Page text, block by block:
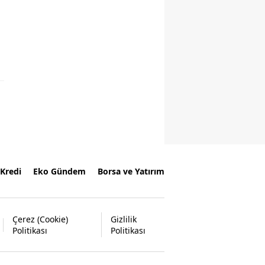
Kredi Eko Gündem Borsa ve Yatırım
Çerez (Cookie)
Politikası
Gizlilik
Politikası